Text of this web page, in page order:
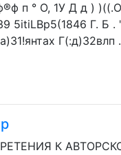
п ° О, 1У Д д )
5itiLBp5(1846 Г. Б
К